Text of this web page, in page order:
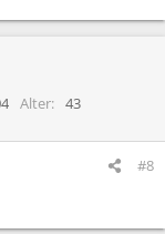
Alter
43
#8